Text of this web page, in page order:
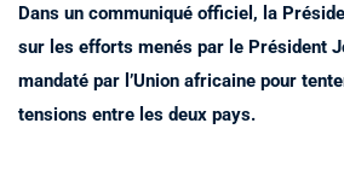
Dans un communiqué officiel, la
sur les efforts menés par le Président
mandaté par l’Union africaine pour
tensions entre les deux pays.